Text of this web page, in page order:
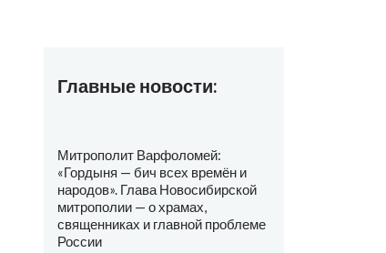
Главные новости:
Митрополит Варфоломей:
«Гордыня — бич всех времён и
народов». Глава Новосибирской
митрополии — о храмах,
священниках и главной проблеме
России